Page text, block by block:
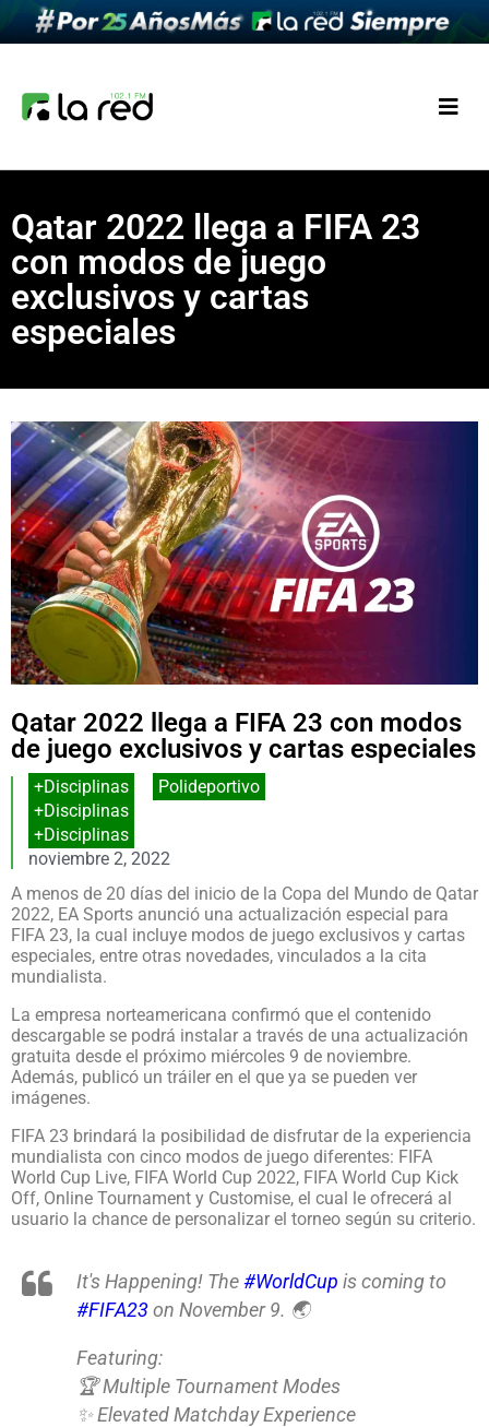
Qatar 2022 llega a FIFA 23
con modos de juego
exclusivos y cartas
especiales
Qatar 2022 llega a FIFA 23 con modos
de juego exclusivos y cartas especiales
+Disciplinas
Polideportivo
+Disciplinas
+Disciplinas
noviembre 2, 2022
A menos de 20 días del inicio de la Copa del Mundo de Qatar
2022, EA Sports anunció una actualización especial para
FIFA 23, la cual incluye modos de juego exclusivos y cartas
especiales, entre otras novedades, vinculados a la cita
mundialista.
La empresa norteamericana confirmó que el contenido
descargable se podrá instalar a través de una actualización
gratuita desde el próximo miércoles 9 de noviembre.
Además, publicó un tráiler en el que ya se pueden ver
imágenes.
FIFA 23 brindará la posibilidad de disfrutar de la experiencia
mundialista con cinco modos de juego diferentes: FIFA
World Cup Live, FIFA World Cup 2022, FIFA World Cup Kick
Off, Online Tournament y Customise, el cual le ofrecerá al
usuario la chance de personalizar el torneo según su criterio.
It's Happening! The#WorldCup is coming to
#FIFA23on November 9. 🌏
Featuring:
🏆 Multiple Tournament Modes
✨ Elevated Matchday Experience